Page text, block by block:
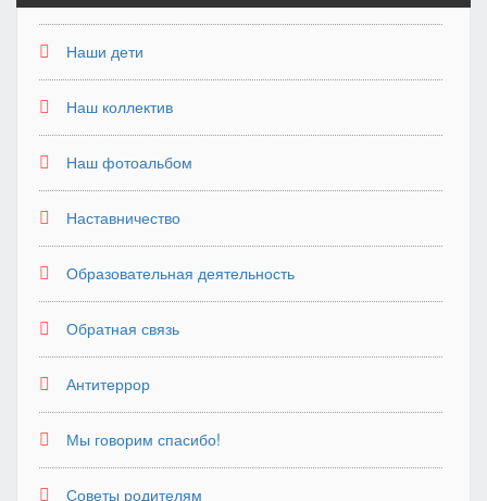
Наши дети
Наш коллектив
Наш фотоальбом
Наставничество
Образовательная деятельность
Обратная связь
Антитеррор
Мы говорим спасибо!
Советы родителям